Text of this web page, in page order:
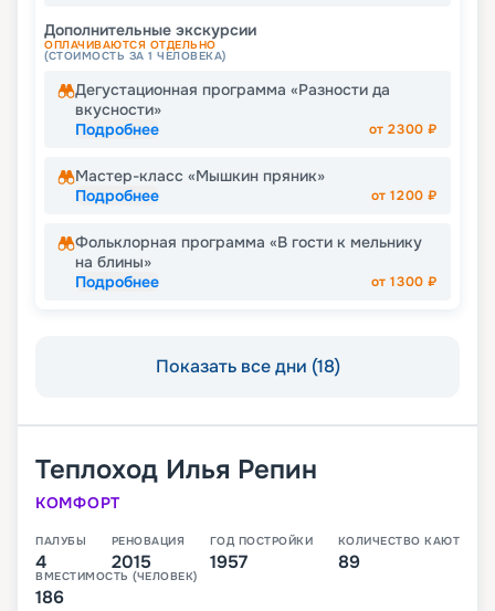
Дополнительные экскурсии
ОПЛАЧИВАЮТСЯ ОТДЕЛЬНО
(СТОИМОСТЬ ЗА 1 ЧЕЛОВЕКА)
Дегустационная программа «Разности да
вкусности»
Подробнее
от2300 ₽
Мастер-класс «Мышкин пряник»
Подробнее
от1200 ₽
Фольклорная программа «В гости к мельнику
на блины»
Подробнее
от1300 ₽
Показать все дни (18)
Теплоход Илья Репин
КОМФОРТ
ПАЛУБЫ
4
РЕНОВАЦИЯ
2015
ГОД ПОСТРОЙКИ
1957
КОЛИЧЕСТВО КАЮТ
89
ВМЕСТИМОСТЬ (ЧЕЛОВЕК)
186